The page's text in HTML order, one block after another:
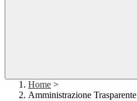
Home >
Amministrazione Trasparente